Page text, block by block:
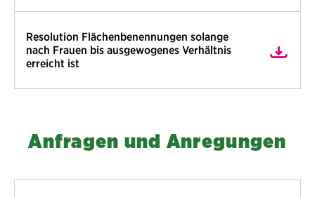
Resolution Flächenbenennungen solange
nach Frauen bis ausgewogenes Verhältnis
erreicht ist
Anfragen und Anregungen